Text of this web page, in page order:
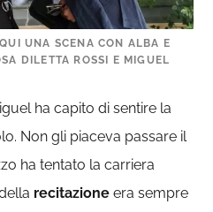
UNA SCENA CON ALBA E
DILETTA ROSSI E MIGUEL
ha capito di sentire la
Non gli piaceva passare il
ha tentato la carriera
recitazione era sempre